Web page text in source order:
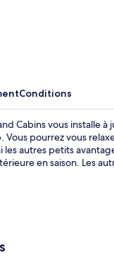
Conditions
Cabins vous installe
pourrez vous
les autres petits
en saison. Les